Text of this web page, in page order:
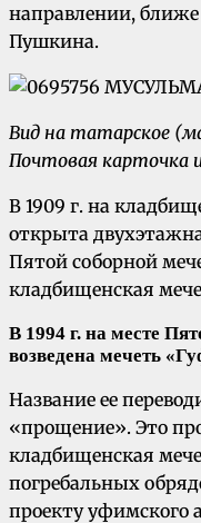
направлении,
Пушкина.
Вид на татарское
Почтовая карточка
В 1909 г. на
открыта
Пятой соборной
кладбищенская
В 1994 г. на месте
возведена мечеть
Название ее
«прощение». Это
кладбищенская
погребальных
проекту уфимского